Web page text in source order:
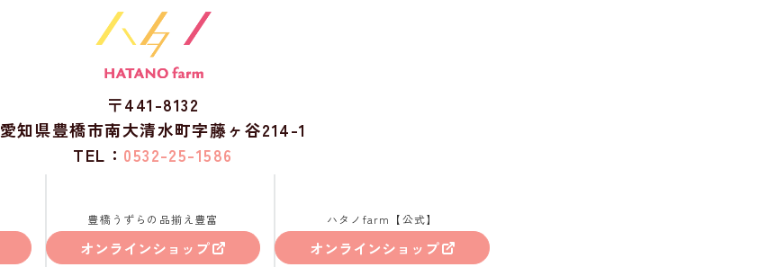
〒441-8132
愛知県豊橋市南大清水町字藤ヶ谷214-1
TEL： 0532-25-1586
豊橋うずらの品揃え豊富
オンラインショップ
ハタノfarm【公式】
オンラインショップ